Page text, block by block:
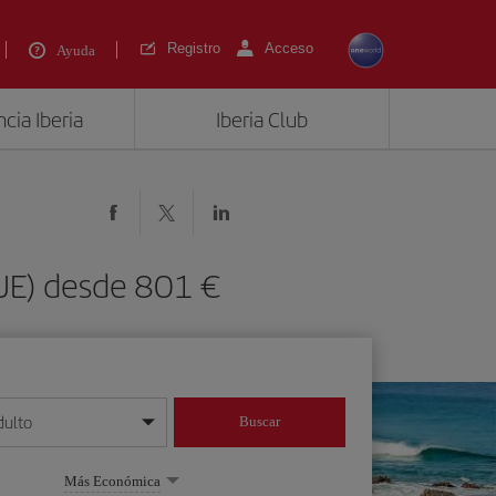
Ayuda Registro Acceso
Iberia Iberia Club
desde 801 €
mes/año
Buscar
Más Económica